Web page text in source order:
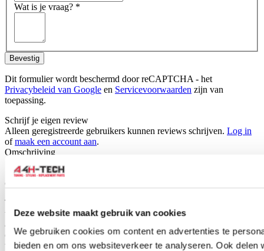
Deze website maakt gebruik van cookies
We gebruiken cookies om content en advertenties te
bieden en om ons websiteverkeer te analyseren. Ook
Wat is je vraag? *
Bevestig
Dit formulier wordt beschermd door reCAPTCHA - het
Privacybeleid van Google en Servicevoorwaarden zijn van
toepassing.
Schrijf je eigen review
Alleen geregistreerde gebruikers kunnen reviews schrijven. Log in
ofmaak een account aan.
Omschrijving
Set car mats for your Honda CR-V, ready to fit directly into your
car.
The car mats are specifically tailored for your car type and therefore
will fit perfectly. H-Gear car mats are made of durable black fabric
and also have the standard mounting holes for easy fitting into your
car, just like the original mats.They have a anti-slip surface so mat
will not slip away.